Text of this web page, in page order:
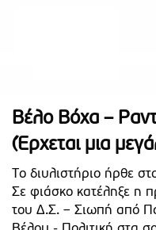
Βέλο Βόχα –
(Έρχεται μια
Το διυλιστήριο ήρθε
Σε φιάσκο κατέληξε η
του Δ.Σ. – Σιωπή από